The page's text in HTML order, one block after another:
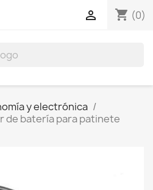
shopping_cart (0)

y electrónica
de batería para patinete